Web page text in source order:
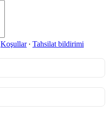
Koşullar∙ Tahsilat bildirimi